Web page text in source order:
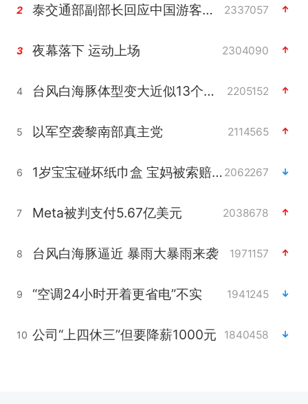
2 泰交通部副部长回应中国游客遭歧视 2337057
3 夜幕落下 运动上场 2304090
4 台风白海豚体型变大近似13个浙江面积 2205152
5 以军空袭黎南部真主党 2114565
6 1岁宝宝碰坏纸巾盒 宝妈被索赔924元 2062267
7 Meta被判支付5.67亿美元 2038678
8 台风白海豚逼近 暴雨大暴雨来袭 1971157
9 “空调24小时开着更省电”不实 1941245
10 公司“上四休三”但要降薪1000元 1840458